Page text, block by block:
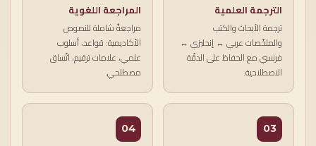
الترجمة العلمية
ترجمة الأبحاث والكتب
والملخّصات عربي ↔ إنجليزي ↔
فرنسي مع الحفاظ على الدقّة
الاصطلاحية.
المراجعة اللغوية
مراجعةٌ شاملة للنصوص
الأكاديمية: قواعد، أسلوب
علمي، علامات ترقيم، اتّساق
مصطلحي.
03
04